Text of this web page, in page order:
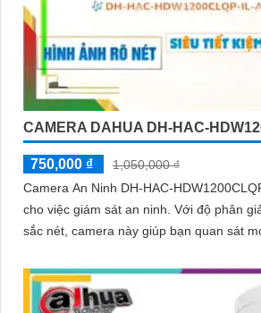
CAMERA DAHUA DH-HAC-
750,000 ₫
1,050,000 ₫
Camera An Ninh DH-HAC-
cho việc giám sát an ninh. Với độ phân giải 2MP và chất lượng hình ảnh
sắc nét, camera này giúp bạn quan sát